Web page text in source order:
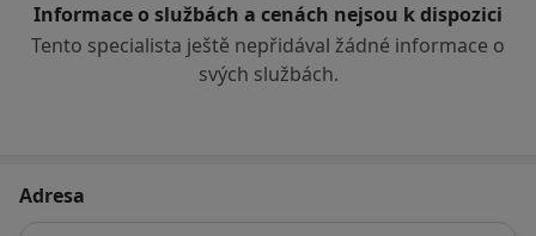
Informace o službách a cenách nejsou k dispozici
Tento specialista ještě nepřidával žádné informace o
svých službách.
Adresa